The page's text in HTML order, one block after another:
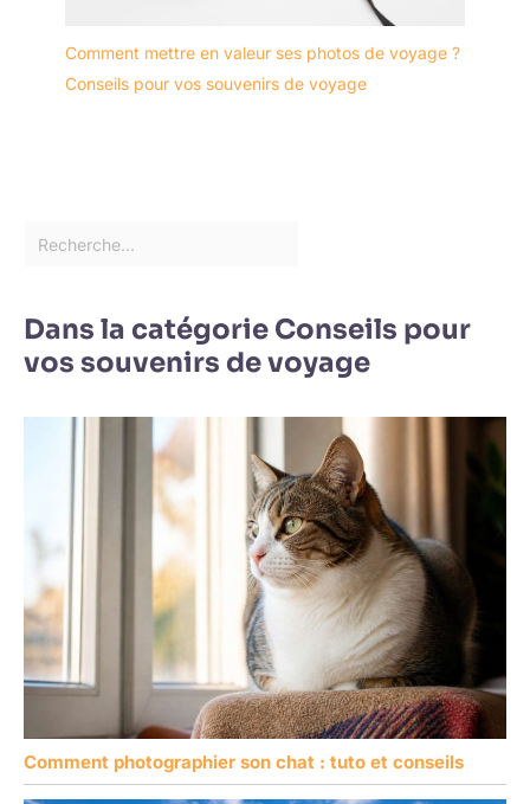
Comment mettre en valeur ses photos de voyage ?
Conseils pour vos souvenirs de voyage
Dans la catégorie Conseils pour
vos souvenirs de voyage
Comment photographier son chat : tuto et conseils